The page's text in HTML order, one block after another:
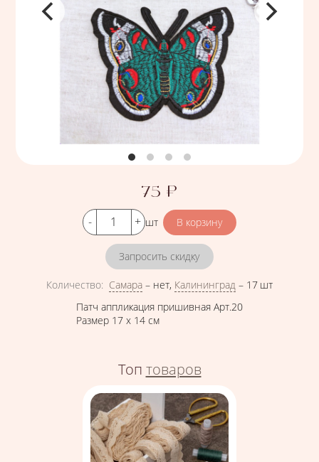
Цена
75 ₽
Кол-во шт
Запросить скидку
Количество: Самара – нет, Калининград – 17 шт
Патч аппликация пришивная Арт.20
Размер 17 х 14 см
Топ товаров